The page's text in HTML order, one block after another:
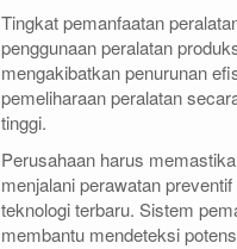
Tingkat pemanfaatan
penggunaan peralatan
mengakibatkan penurunan
pemeliharaan peralatan
tinggi.
Perusahaan harus
menjalani perawatan
teknologi terbaru. Sistem
membantu mendeteksi